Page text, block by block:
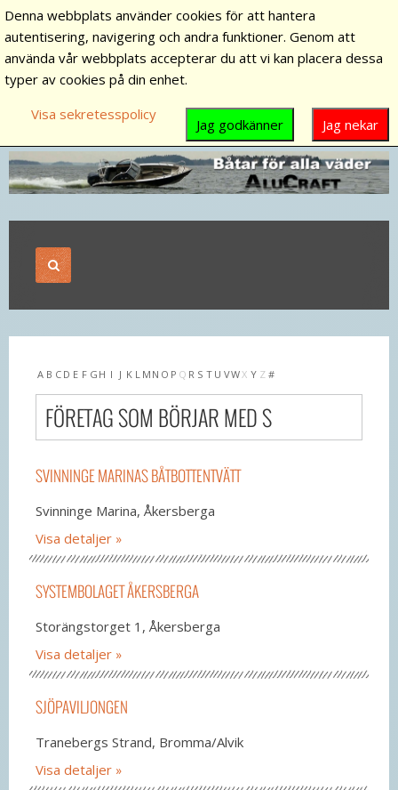
A B C D E F G H I J K L M N O P Q R S T U VWX Y Z #
FÖRETAG SOM BÖRJAR MED S
SVINNINGE MARINAS BÅTBOTTENTVÄTT
Svinninge Marina, Åkersberga
Visa detaljer
SYSTEMBOLAGET ÅKERSBERGA
Storängstorget 1, Åkersberga
Visa detaljer
SJÖPAVILJONGEN
Tranebergs Strand, Bromma/Alvik
Visa detaljer
Denna webbplats använder cookies för att hantera
autentisering, navigering och andra funktioner. Genom att
använda vår webbplats accepterar du att vi kan placera dessa
typer av cookies på din enhet.
Visa sekretesspolicy
Jag nekar
Jag godkänner